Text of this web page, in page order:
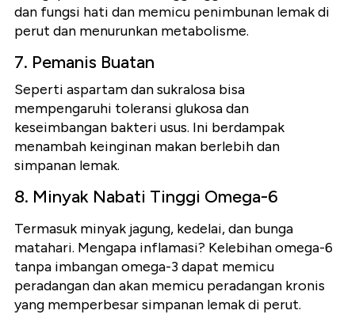
dan fungsi hati dan memicu penimbunan lemak di
perut dan menurunkan metabolisme.
7. Pemanis Buatan
Seperti aspartam dan sukralosa bisa
mempengaruhi toleransi glukosa dan
keseimbangan bakteri usus. Ini berdampak
menambah keinginan makan berlebih dan
simpanan lemak.
8. Minyak Nabati Tinggi Omega-6
Termasuk minyak jagung, kedelai, dan bunga
matahari. Mengapa inflamasi? Kelebihan omega-6
tanpa imbangan omega-3 dapat memicu
peradangan dan akan memicu peradangan kronis
yang memperbesar simpanan lemak di perut.